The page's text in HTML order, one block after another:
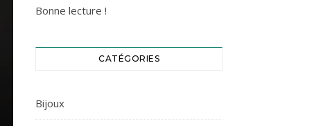
Bonne lecture !
CATÉGORIES
Bijoux